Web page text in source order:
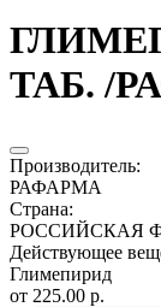
ТАБ. /
Производитель:
РАФАРМА
Страна:
РОССИЙСКАЯ
Действующее
Глимепирид
от 225.00 р.